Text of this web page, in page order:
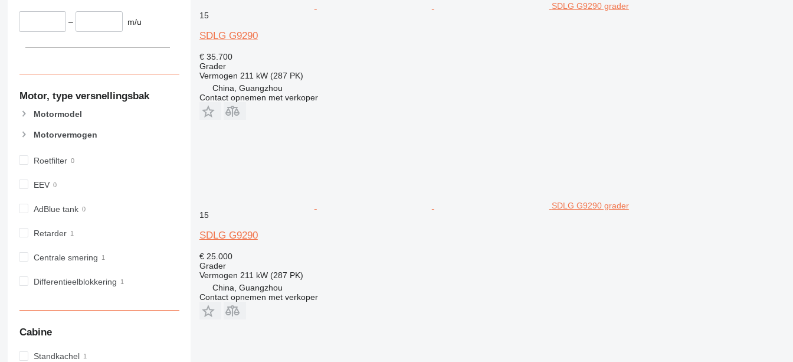
– m/u
Motor, type versnellingsbak
Motormodel
Motorvermogen
Roetfilter
EEV
AdBlue tank
Retarder
Centrale smering
Differentieelblokkering
Cabine
Standkachel
SDLG G9290 grader
15
SDLG G9290
€ 35.700
Grader
Vermogen 211 kW (287 PK)
China, Guangzhou
Contact opnemen met verkoper
SDLG G9290 grader
15
SDLG G9290
€ 25.000
Grader
Vermogen 211 kW (287 PK)
China, Guangzhou
Contact opnemen met verkoper